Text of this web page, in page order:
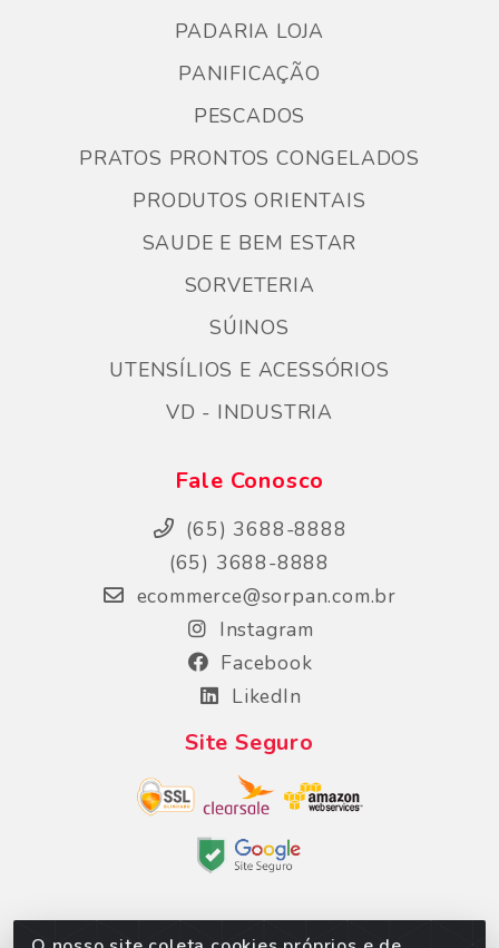
PADARIA LOJA
PANIFICAÇÃO
PESCADOS
PRATOS PRONTOS CONGELADOS
PRODUTOS ORIENTAIS
SAUDE E BEM ESTAR
SORVETERIA
SÚINOS
UTENSÍLIOS E ACESSÓRIOS
VD - INDUSTRIA
Fale Conosco
(65) 3688-8888
(65) 3688-8888
ecommerce@sorpan.com.br
Instagram
Facebook
LikedIn
Site Seguro